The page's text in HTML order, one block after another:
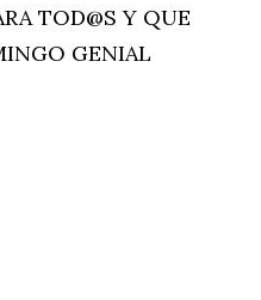
TOD@S Y QUE
GENIAL